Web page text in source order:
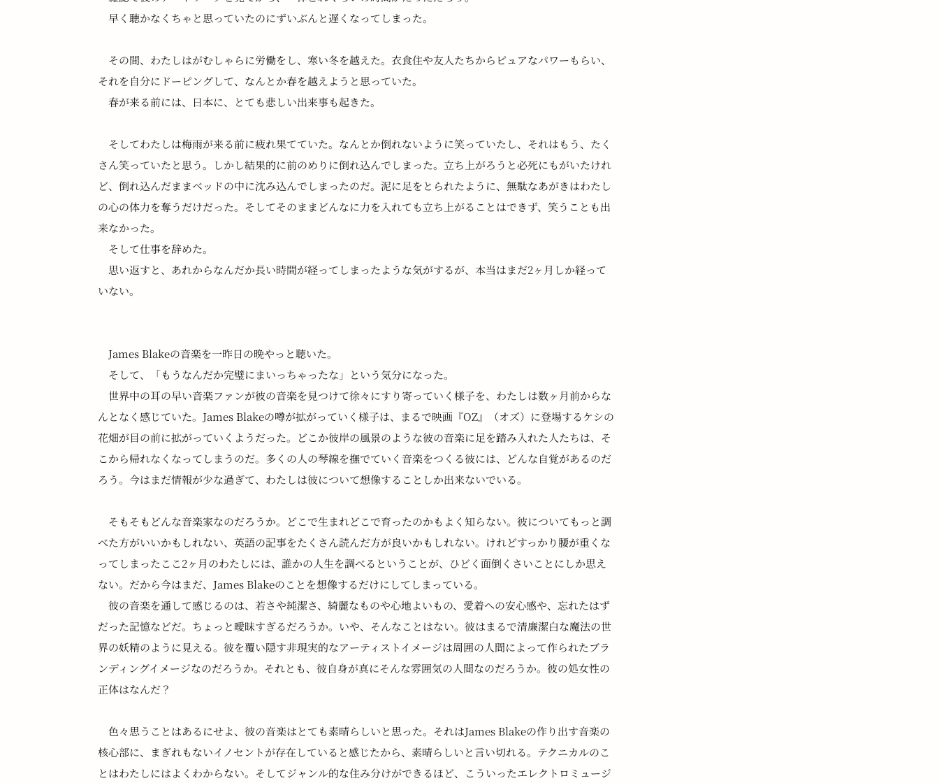
早く聴かなくちゃと思っていたのにずいぶんと遅くなってしまった。
その間、わたしはがむしゃらに労働をし、寒い冬を越えた。衣食住や友人たちからピュアなパワーもらい、
それを自分にドーピングして、なんとか春を越えようと思っていた。
春が来る前には、日本に、とても悲しい出来事も起きた。
そしてわたしは梅雨が来る前に疲れ果てていた。なんとか倒れないように笑っていたし、それはもう、たく
さん笑っていたと思う。しかし結果的に前のめりに倒れ込んでしまった。立ち上がろうと必死にもがいたけれ
ど、倒れ込んだままベッドの中に沈み込んでしまったのだ。泥に足をとられたように、無駄なあがきはわたし
の心の体力を奪うだけだった。そしてそのままどんなに力を入れても立ち上がることはできず、笑うことも出
来なかった。
そして仕事を辞めた。
思い返すと、あれからなんだか長い時間が経ってしまったような気がするが、本当はまだ2ヶ月しか経って
いない。
James Blakeの音楽を一昨日の晩やっと聴いた。
そして、「もうなんだか完璧にまいっちゃったな」という気分になった。
世界中の耳の早い音楽ファンが彼の音楽を見つけて徐々にすり寄っていく様子を、わたしは数ヶ月前からな
んとなく感じていた。James Blakeの噂が拡がっていく様子は、まるで映画『OZ』（オズ）に登場するケシの
花畑が目の前に拡がっていくようだった。どこか彼岸の風景のような彼の音楽に足を踏み入れた人たちは、そ
こから帰れなくなってしまうのだ。多くの人の琴線を撫でていく音楽をつくる彼には、どんな自覚があるのだ
ろう。今はまだ情報が少な過ぎて、わたしは彼について想像することしか出来ないでいる。
そもそもどんな音楽家なのだろうか。どこで生まれどこで育ったのかもよく知らない。彼についてもっと調
べた方がいいかもしれない、英語の記事をたくさん読んだ方が良いかもしれない。けれどすっかり腰が重くな
ってしまったここ2ヶ月のわたしには、誰かの人生を調べるということが、ひどく面倒くさいことにしか思え
ない。だから今はまだ、James Blakeのことを想像するだけにしてしまっている。
彼の音楽を通して感じるのは、若さや純潔さ、綺麗なものや心地よいもの、愛着への安心感や、忘れたはず
だった記憶などだ。ちょっと曖昧すぎるだろうか。いや、そんなことはない。彼はまるで清廉潔白な魔法の世
界の妖精のように見える。彼を覆い隠す非現実的なアーティストイメージは周囲の人間によって作られたブラ
ンディングイメージなのだろうか。それとも、彼自身が真にそんな雰囲気の人間なのだろうか。彼の処女性の
正体はなんだ？
色々思うことはあるにせよ、彼の音楽はとても素晴らしいと思った。それはJames Blakeの作り出す音楽の
核心部に、まぎれもないイノセントが存在していると感じたから、素晴らしいと言い切れる。テクニカルのこ
とはわたしにはよくわからない。そしてジャンル的な住み分けができるほど、こういったエレクトロミュージ